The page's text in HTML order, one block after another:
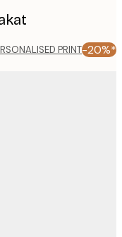
PRINT-20%*